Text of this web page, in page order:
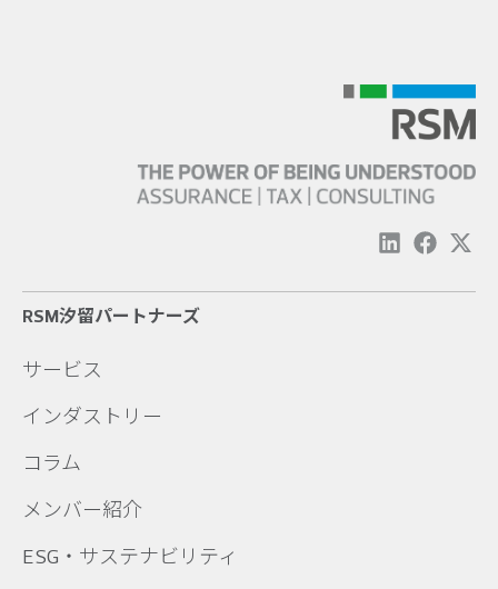
RSM汐留パートナーズ
サービス
インダストリー
コラム
メンバー紹介
ESG・サステナビリティ